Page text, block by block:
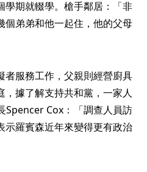
學期就輟學。槍手鄰居：「非
個弟弟和他一起住，他的父母
者服務工作，父親則經營廚具
據了解支持共和黨，一家人
Spencer Cox：「調查人員訪
示羅賓森近年來變得更有政治